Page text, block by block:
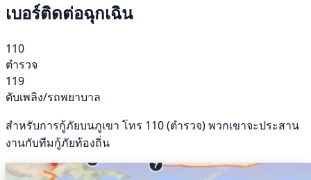
เบอร์ติดต่อฉุกเฉิน
110
ตำรวจ
119
ดับเพลิง/รถพยาบาล
สำหรับการกู้ภัยบนภูเขา โทร 110 (ตำรวจ) พวกเขาจะประสาน
งานกับทีมกู้ภัยท้องถิ่น